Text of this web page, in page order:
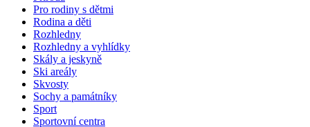
Pro rodiny s dětmi
Rodina a děti
Rozhledny
Rozhledny a vyhlídky
Skály a jeskyně
Ski areály
Skvosty
Sochy a památníky
Sport
Sportovní centra